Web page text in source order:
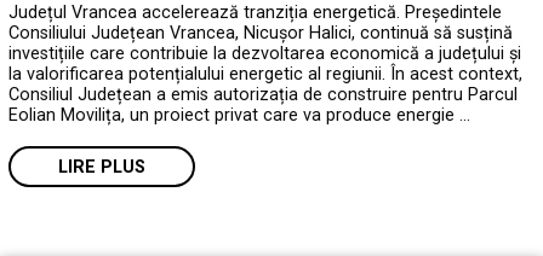
Județul Vrancea accelerează tranziția energetică. Președintele
Consiliului Județean Vrancea, Nicușor Halici, continuă să susțină
investițiile care contribuie la dezvoltarea economică a județului și
la valorificarea potențialului energetic al regiunii. În acest context,
Consiliul Județean a emis autorizația de construire pentru Parcul
Eolian Movilița, un proiect privat care va produce energie …
LIRE PLUS